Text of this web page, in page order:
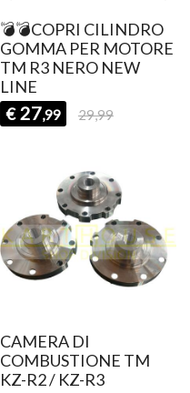
💣💣COPRI CILINDRO
GOMMA PER MOTORE
TM R3 NERO NEW
LINE
€ 27,99 29,99
CAMERA DI
COMBUSTIONE TM
KZ-R2 / KZ-R3